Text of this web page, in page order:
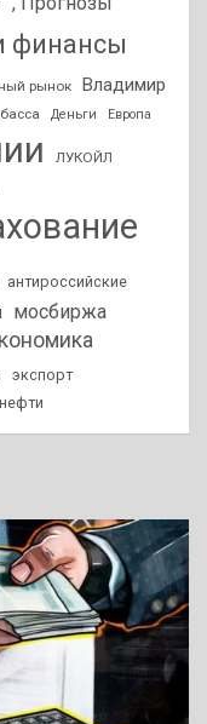
финансы
рынок
Владимир
Деньги Европа
ЛУКОЙЛ
антироссийские
мосбиржа
экспорт